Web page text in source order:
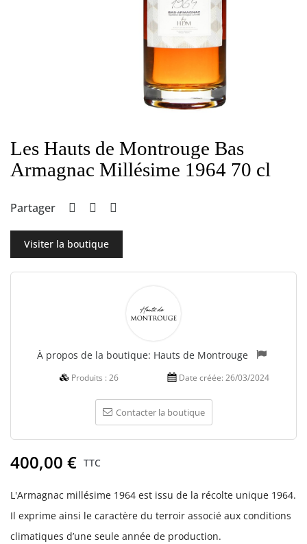
Les Hauts de Montrouge Bas
Armagnac Millésime 1964 70 cl
Partager
Visiter la boutique
À propos de la boutique: Hauts de Montrouge
Produits : 26 Date créée: 26/03/2024
Contacter la boutique
400,00 € TTC
L'Armagnac millésime 1964 est issu de la récolte unique 1964.
Il exprime ainsi le caractère du terroir associé aux conditions
climatiques d’une seule année de production.